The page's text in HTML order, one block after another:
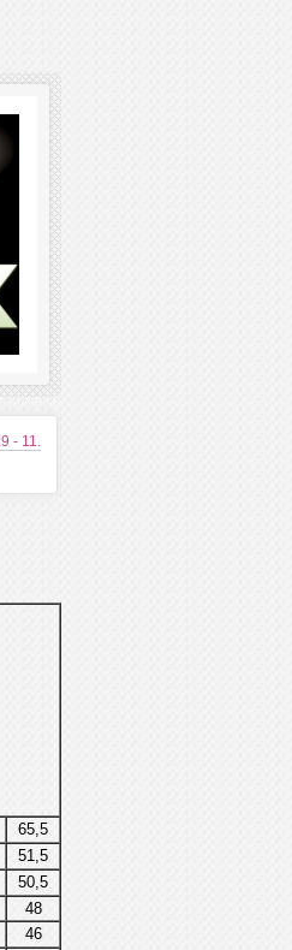
- 11.
65,5
51,5
50,5
48
46